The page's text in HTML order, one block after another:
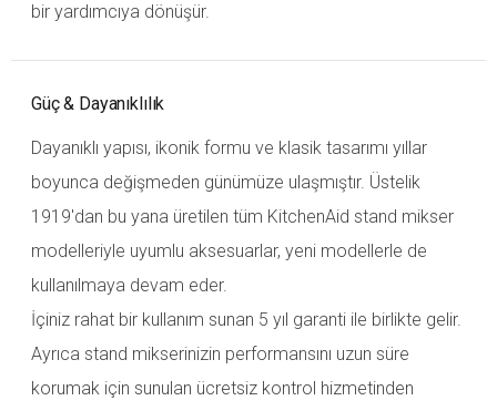
bir yardımcıya dönüşür.
Güç & Dayanıklılık
Dayanıklı yapısı, ikonik formu ve klasik tasarımı yıllar
boyunca değişmeden günümüze ulaşmıştır. Üstelik
1919'dan bu yana üretilen tüm KitchenAid stand mikser
modelleriyle uyumlu aksesuarlar, yeni modellerle de
kullanılmaya devam eder.
İçiniz rahat bir kullanım sunan 5 yıl garanti ile birlikte gelir.
Ayrıca stand mikserinizin performansını uzun süre
korumak için sunulan ücretsiz kontrol hizmetinden